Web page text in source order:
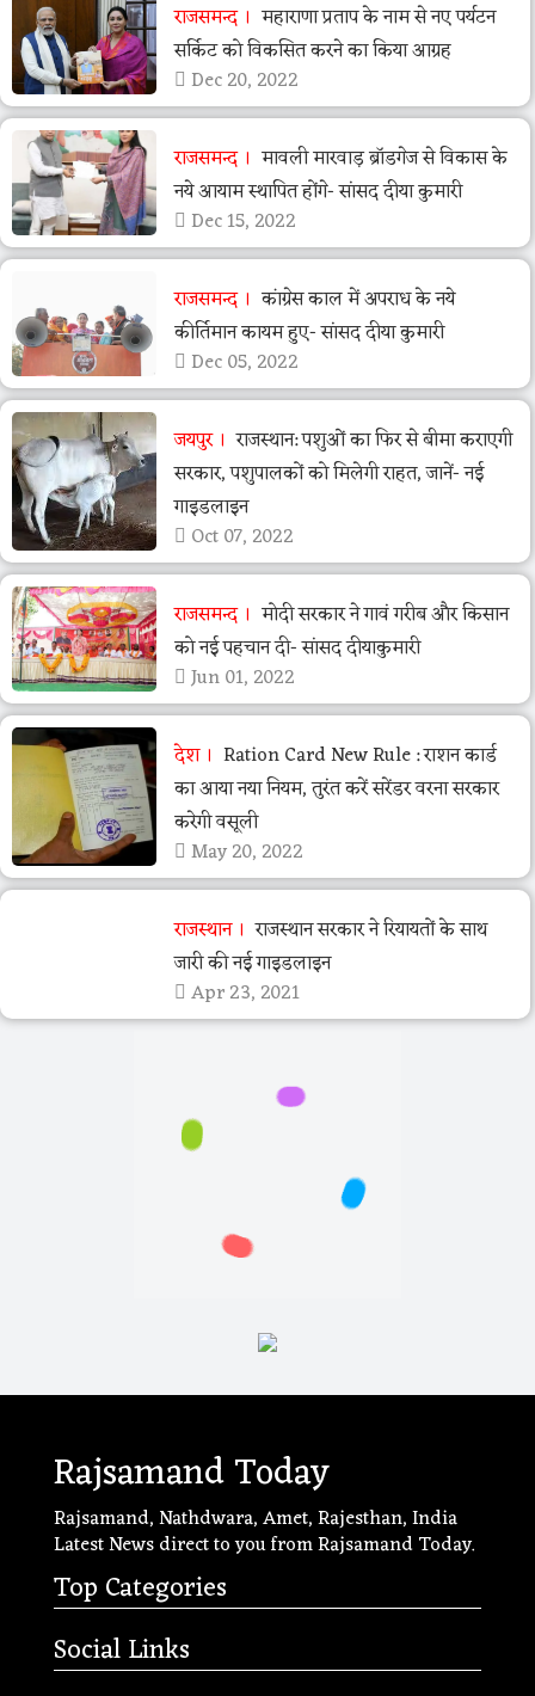
राजसमन्द
महाराणा प्रताप के नाम से नए पर्यटन
सर्किट को विकसित करने का किया आग्रह
Dec 20, 2022
राजसमन्द
मावली मारवाड़ ब्रॉडगेज से विकास के
नये आयाम स्थापित होंगे- सांसद दीया कुमारी
Dec 15, 2022
राजसमन्द
कांग्रेस काल में अपराध के नये
कीर्तिमान कायम हुए- सांसद दीया कुमारी
Dec 05, 2022
जयपुर
राजस्थान: पशुओं का फिर से बीमा कराएगी
सरकार, पशुपालकों को मिलेगी राहत, जानें- नई
गाइडलाइन
Oct 07, 2022
राजसमन्द
मोदी सरकार ने गावं गरीब और किसान
को नई पहचान दी- सांसद दीयाकुमारी
Jun 01, 2022
देश
Ration Card New Rule : राशन कार्ड
का आया नया न‍ियम, तुरंत करें सरेंडर वरना सरकार
करेगी वसूली
May 20, 2022
राजस्थान
राजस्थान सरकार ने रियायतों के साथ
जारी की नई गाइडलाइन
Apr 23, 2021
Rajsamand Today
Rajsamand, Nathdwara, Amet, Rajesthan, India
Latest News direct to you from Rajsamand Today.
Top Categories
Social Links